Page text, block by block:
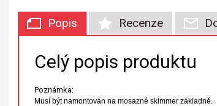
Popis Recenze
Celý popis produktu
Poznámka:
Musí být namontován na mosazné skimmer základně.